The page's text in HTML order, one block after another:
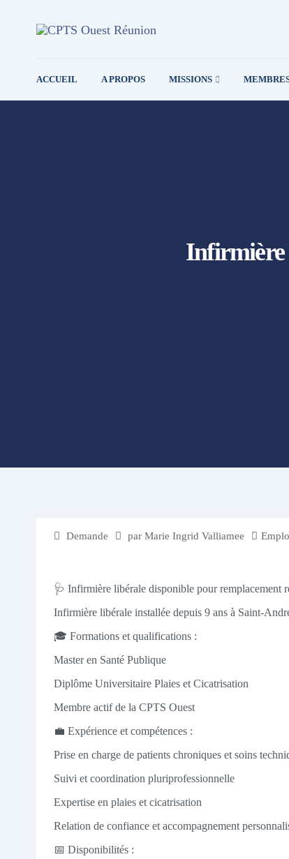
ACCUEIL A PROPOS MISSIONS
Infirmière
Demande par Marie Ingrid Valliamee
🩺 Infirmière libérale disponible pour remplacement
Infirmière libérale installée depuis 9 ans à Saint-
🎓 Formations et qualifications :
Master en Santé Publique
Diplôme Universitaire Plaies et Cicatrisation
Membre actif de la CPTS Ouest
💼 Expérience et compétences :
Prise en charge de patients chroniques et soins
Suivi et coordination pluriprofessionnelle
Expertise en plaies et cicatrisation
Relation de confiance et accompagnement
📅 Disponibilités :